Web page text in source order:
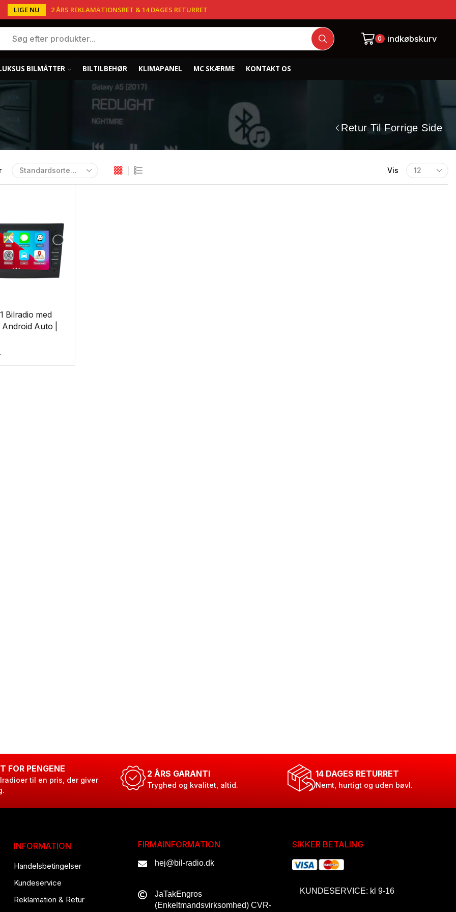
LIGE NU 2 ÅRS REKLAMATIONSRET & 14 DAGES RETURRET
0 indkøbskurv
BILMÅTTER BILTILBEHØR KLIMAPANEL MC SKÆRME KONTAKT OS
Retur Til Forrige Side
Vis
Bilradio med
Auto |
FOR PENGENE
til en pris, der giver
2 ÅRS GARANTI
Tryghed og kvalitet, altid.
14 DAGES RETURRET
Nemt, hurtigt og uden bøvl.
INFORMATION
Handelsbetingelser
Kundeservice
Reklamation & Retur
FIRMAINFORMATION
hej@bil-radio.dk
JaTakEngros
(Enkeltmandsvirksomhed) CVR-
SIKKER BETALING
KUNDESERVICE: kl 9-16